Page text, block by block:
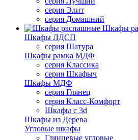
серия Элит
серия Домашний
Шкафы
Шкафы ЛДСП
серия Шатура
Шкафы рамка МДФ
серия Классика
серия Шкафыч
Шкафы МДФ
серия Глянец
серия Класс-Комфорт
Шкафы с 3d
Шкафы из Дерева
Угловые шкафы
Глянцевые угловые